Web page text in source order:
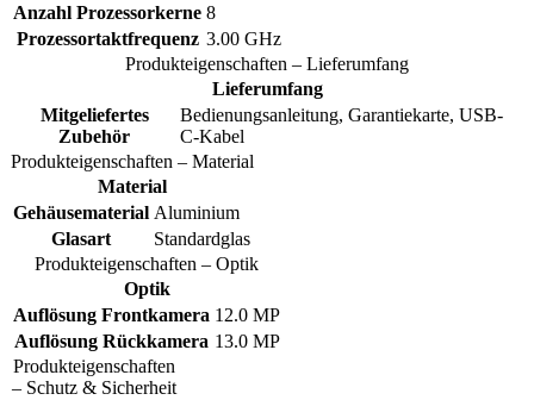
Anzahl Prozessorkerne 8
Prozessortaktfrequenz 3.00 GHz
Produkteigenschaften – Lieferumfang
Lieferumfang
Mitgeliefertes
Zubehör
Bedienungsanleitung, Garantiekarte, USB-
C-Kabel
Produkteigenschaften – Material
Material
Gehäusematerial Aluminium
Glasart
Standardglas
Produkteigenschaften – Optik
Optik
Auflösung Frontkamera 12.0 MP
Auflösung Rückkamera 13.0 MP
Produkteigenschaften
– Schutz & Sicherheit